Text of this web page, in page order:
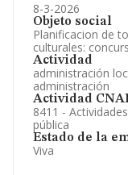
8-3-2026
Objeto social
Planificacion de
culturales:
Actividad
administración
administración
Actividad
8411 -
pública
Estado de la
Viva